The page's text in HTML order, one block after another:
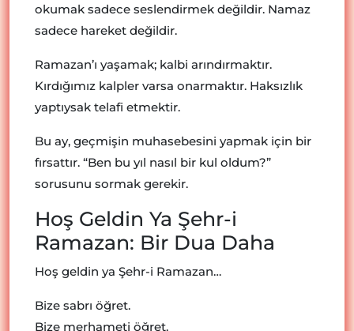
okumak sadece seslendirmek değildir. Namaz
sadece hareket değildir.
Ramazan’ı yaşamak; kalbi arındırmaktır.
Kırdığımız kalpler varsa onarmaktır. Haksızlık
yaptıysak telafi etmektir.
Bu ay, geçmişin muhasebesini yapmak için bir
fırsattır. “Ben bu yıl nasıl bir kul oldum?”
sorusunu sormak gerekir.
Hoş Geldin Ya Şehr-i
Ramazan: Bir Dua Daha
Hoş geldin ya Şehr-i Ramazan…
Bize sabrı öğret.
Bize merhameti öğret.